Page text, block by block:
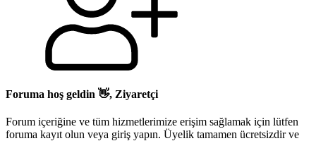
Foruma hoş geldin 👋, Ziyaretçi
Forum içeriğine ve tüm hizmetlerimize erişim sağlamak için lütfen
foruma kayıt olun veya giriş yapın. Üyelik tamamen ücretsizdir ve